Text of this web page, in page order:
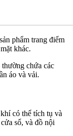
phẩm trang điểm
khác.
chứa các
áo và vải.
có thể tích tụ và
sổ, và đồ nội